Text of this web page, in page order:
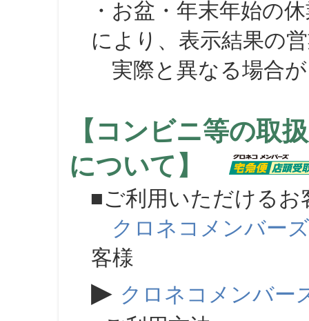
・お盆・年末年始の
により、表示結果の
実際と異なる場合が
【コンビニ等の取
について】
■ご利用いただけるお
クロネコメンバーズ
客様
▶ クロネコメンバー